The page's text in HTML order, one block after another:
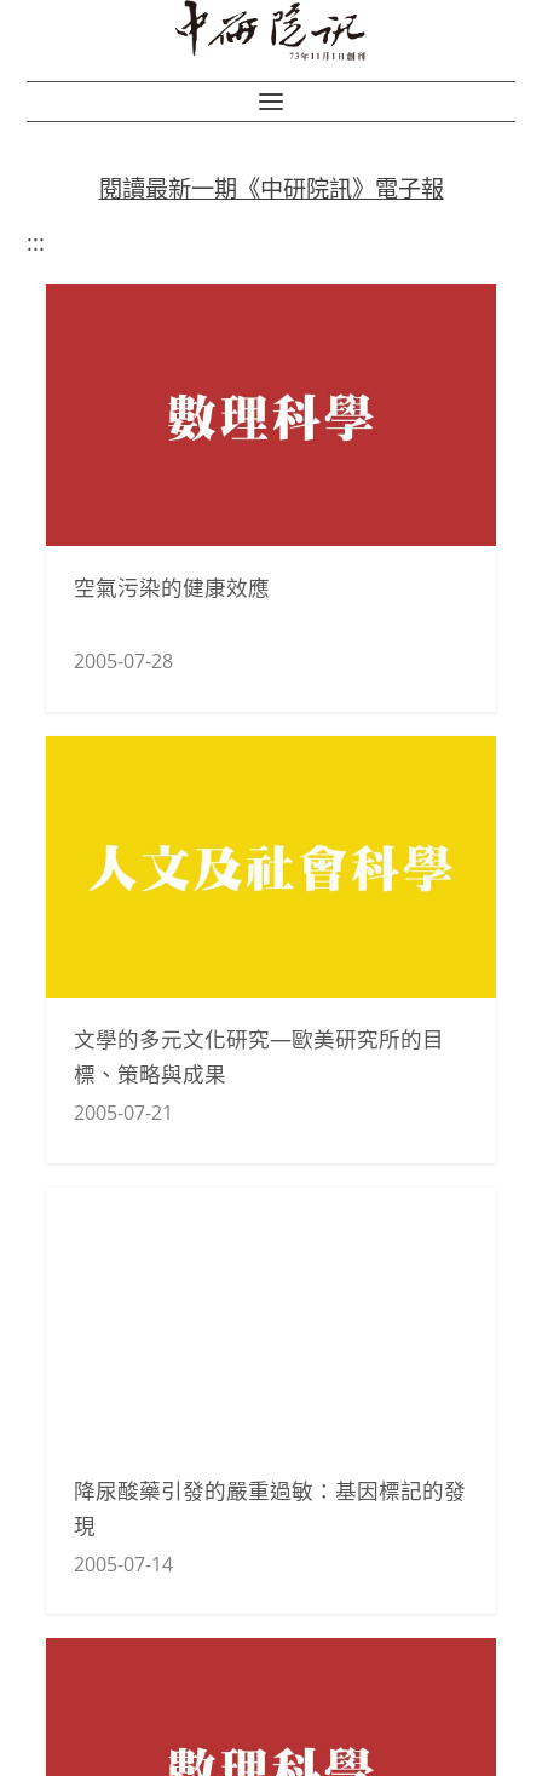
閱讀最新一期《中研院訊》電子報
:::
空氣污染的健康效應
2005-07-28
文學的多元文化研究—歐美研究所的目
標、策略與成果
2005-07-21
降尿酸藥引發的嚴重過敏：基因標記的發
現
2005-07-14